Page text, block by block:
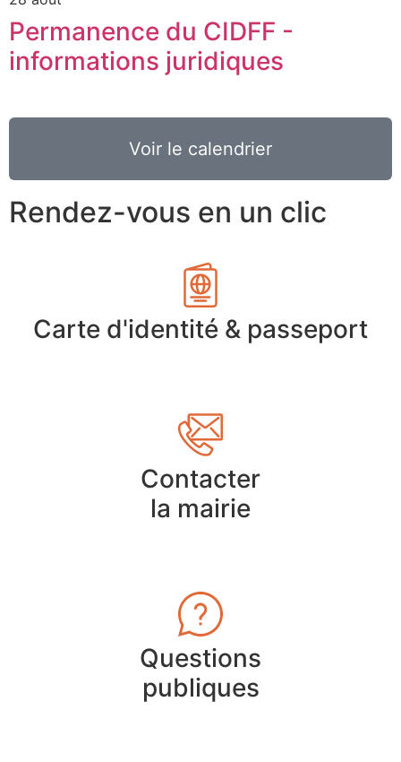
Permanence du CIDFF -
informations juridiques
Voir le calendrier
Rendez-vous en un clic
Carte d'identité & passeport
Contacter
la mairie
Questions
publiques